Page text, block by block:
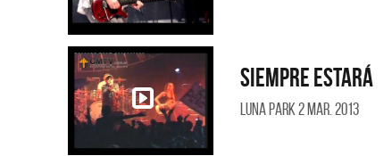
Siempre estará
Luna Park 2 Mar. 2013